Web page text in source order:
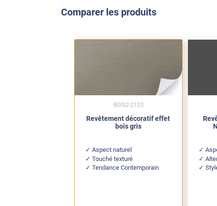
Comparer les produits
Revêtement décoratif effet
bois gris
Aspect naturel
Touché texturé
Tendance Contemporain
BOIS2-2123